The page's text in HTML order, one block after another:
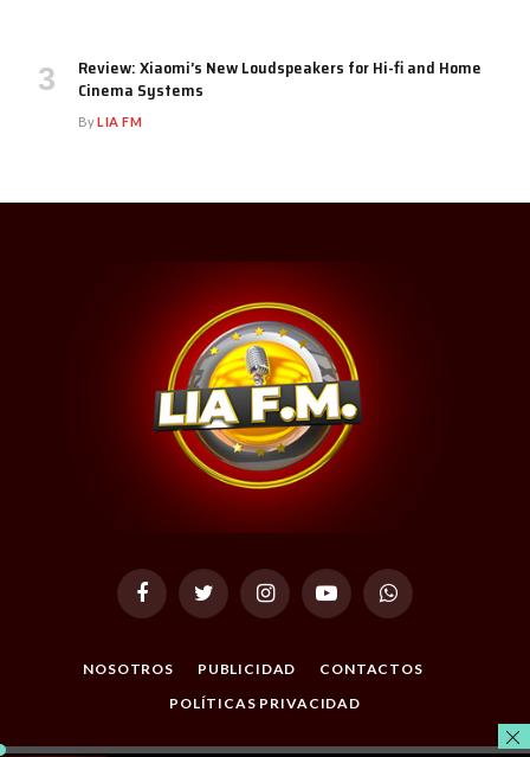
Review: Xiaomi’s New Loudspeakers for Hi-fi and Home
Cinema Systems
ByLIA FM
FacebookTwitter InstagramYouTubeWhatsApp
NOSOTROS PUBLICIDAD
CONTACTOS
POLÍTICAS PRIVACIDAD